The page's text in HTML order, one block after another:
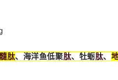
肽、海洋鱼低聚肽、牡蛎肽、